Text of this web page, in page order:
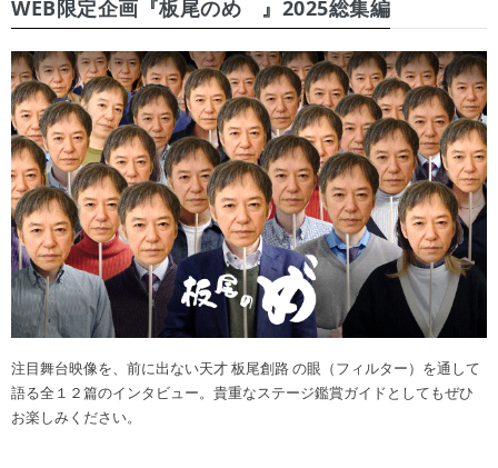
WEB限定企画『板尾のめ゙』2025総集編
注目舞台映像を、前に出ない天才 板尾創路 の眼（フィルター）を通して
語る全１２篇のインタビュー。貴重なステージ鑑賞ガイドとしてもぜひ
お楽しみください。